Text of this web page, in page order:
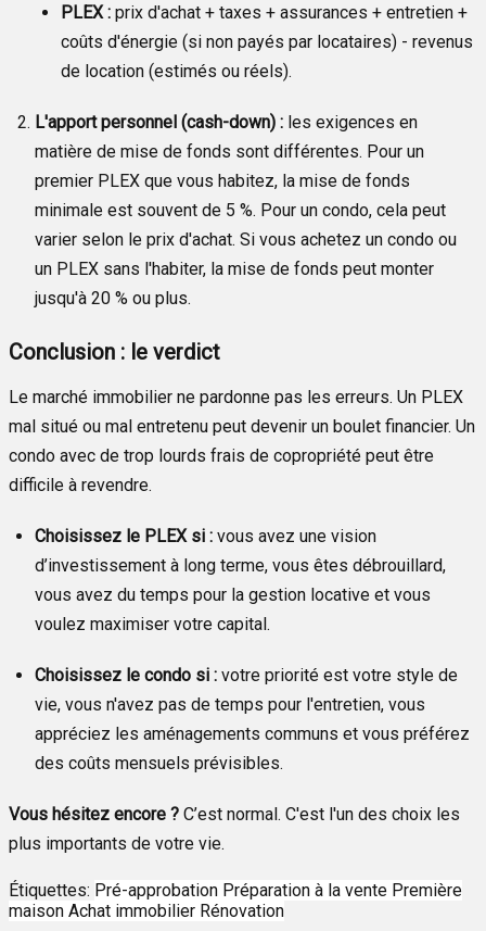
PLEX : prix d'achat + taxes + assurances + entretien +
coûts d'énergie (si non payés par locataires) - revenus
de location (estimés ou réels).
L'apport personnel (cash-down) : les exigences en
matière de mise de fonds sont différentes. Pour un
premier PLEX que vous habitez, la mise de fonds
minimale est souvent de 5 %. Pour un condo, cela peut
varier selon le prix d'achat. Si vous achetez un condo ou
un PLEX sans l'habiter, la mise de fonds peut monter
jusqu'à 20 % ou plus.
Conclusion : le verdict
Le marché immobilier ne pardonne pas les erreurs. Un PLEX
mal situé ou mal entretenu peut devenir un boulet financier. Un
condo avec de trop lourds frais de copropriété peut être
difficile à revendre.
Choisissez le PLEX si : vous avez une vision
d’investissement à long terme, vous êtes débrouillard,
vous avez du temps pour la gestion locative et vous
voulez maximiser votre capital.
Choisissez le condo si : votre priorité est votre style de
vie, vous n'avez pas de temps pour l'entretien, vous
appréciez les aménagements communs et vous préférez
des coûts mensuels prévisibles.
Vous hésitez encore ? C’est normal. C'est l'un des choix les
plus importants de votre vie.
Étiquettes: Pré-approbation Préparation à la vente Première
maison Achat immobilier Rénovation